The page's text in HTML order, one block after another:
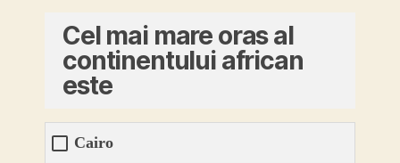
Cel mai mare oras al
continentului african
este
Cairo